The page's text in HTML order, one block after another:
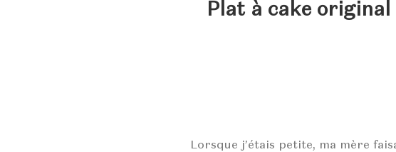
Plat à cake
Lorsque j’étais petite, ma mère